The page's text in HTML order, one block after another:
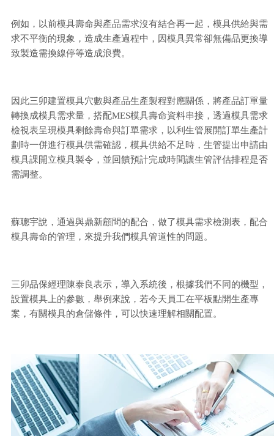
例如，以前模具壽命與產品需求沒有結合再一起，模具供給與需
求不平衡的現象，造成生產過程中，因模具異常卻無備品更換導
致製造需換線停等造成浪費。
因此三卯建置模具穴數與產品生產製程對應關係，將產品訂單量
轉換成模具需求量，搭配MES模具壽命資料串接，透過模具需求
檢視表呈現模具剩餘壽命與訂單需求，以利生管展開訂單生產計
劃時一併進行模具供需確認，模具供給不足時，生管提出申請由
模具課開立模具製令，並回饋預計完成時間讓生管評估排程是否
需調整。
蘇聰宇說，通過與鼎新顧問的配合，做了模具需求檢測表，配合
模具壽命的管理，來提升我們模具管道性的問題。
三卯品保經理陳泰良表示，導入系統後，根據我們不同的機型，
設置模具上的參數，舉例來說，若今天員工在平板點開生產專
案，有關模具的倉儲條件，可以快速理解相關配置。